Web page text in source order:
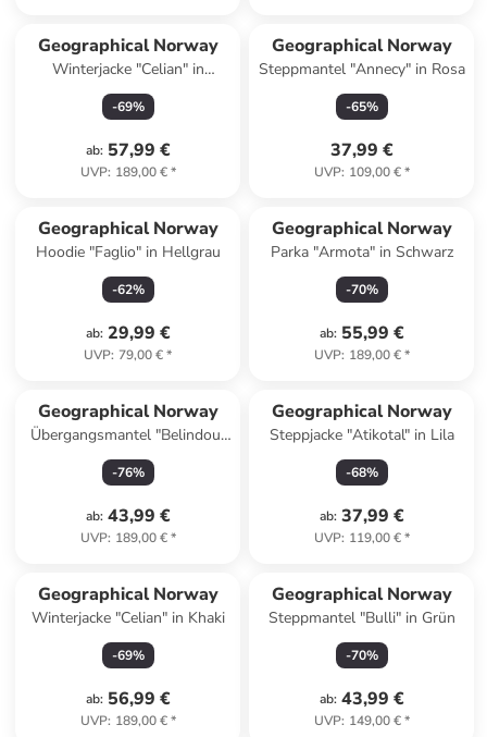
Geographical Norway
Winterjacke "Celian" in
Dunkelblau
-69%
ab: 57,99 €
UVP: 189,00 €*
Geographical Norway
Steppmantel "Annecy" in Rosa
-65%
37,99 €
UVP: 109,00 €*
Geographical Norway
Hoodie "Faglio" in Hellgrau
-62%
ab: 29,99 €
UVP: 79,00 €*
Geographical Norway
Parka "Armota" in Schwarz
-70%
ab: 55,99 €
UVP: 189,00 €*
Geographical Norway
Übergangsmantel "Belindou"
in Beige
-76%
ab: 43,99 €
UVP: 189,00 €*
Geographical Norway
Steppjacke "Atikotal" in Lila
-68%
ab: 37,99 €
UVP: 119,00 €*
Geographical Norway
Winterjacke "Celian" in Khaki
-69%
ab: 56,99 €
UVP: 189,00 €*
Geographical Norway
Steppmantel "Bulli" in Grün
-70%
ab: 43,99 €
UVP: 149,00 €*